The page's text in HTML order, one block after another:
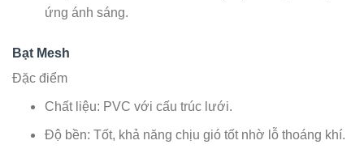
ứng ánh sáng.
Bạt Mesh
Đặc điểm
Chất liệu: PVC với cấu trúc lưới.
Độ bền: Tốt, khả năng chịu gió tốt nhờ lỗ thoáng khí.